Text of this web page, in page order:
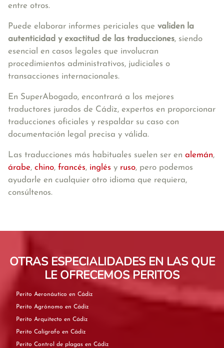
entre otros.
Puede elaborar informes periciales que validen la
autenticidad y exactitud de las traducciones, siendo
esencial en casos legales que involucran
procedimientos administrativos, judiciales o
transacciones internacionales.
En SuperAbogado, encontrará a los mejores
traductores jurados de Cádiz, expertos en proporcionar
traducciones oficiales y respaldar su caso con
documentación legal precisa y válida.
Las traducciones más habituales suelen ser en alemán,
árabe, chino, francés, inglés y ruso, pero podemos
ayudarle en cualquier otro idioma que requiera,
consúltenos.
OTRAS ESPECIALIDADES EN LAS QUE
LE OFRECEMOS PERITOS
Perito Aeronáutico en Cádiz
Perito Agrónomo en Cádiz
Perito Arquitecto en Cádiz
Perito Calígrafo en Cádiz
Perito Control de plagas en Cádiz